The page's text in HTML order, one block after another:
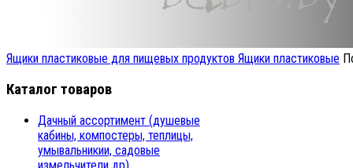
Ящики пластиковые для пищевых продуктов Ящики пластиковые
Каталог товаров
Дачный ассортимент (душевые
кабины, компостеры, теплицы,
умывальникии, садовые